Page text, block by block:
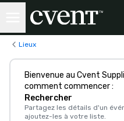
Lieux
Bienvenue au Cvent
comment commencer :
Rechercher
Partagez les détails d'un
ajoutez-les à votre liste.